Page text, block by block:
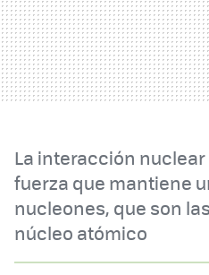
La interacción
fuerza que mantiene
nucleones, que son
núcleo atómico